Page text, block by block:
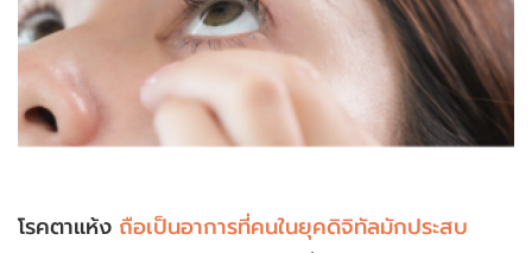
โรคตาแห้ง ถือเป็นอาการที่คนในยุคดิจิทัลมักประสบ